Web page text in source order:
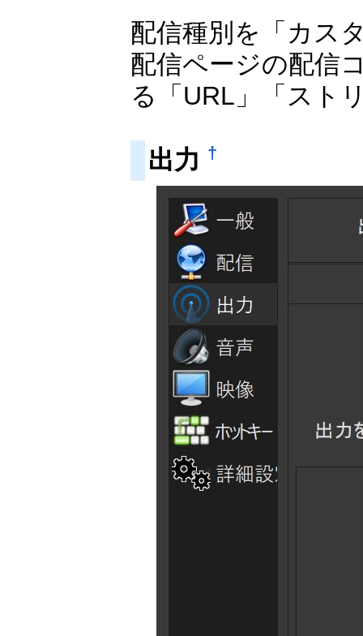
配信種別を「カス
配信ページの配信
る「URL」「スト
出力 †